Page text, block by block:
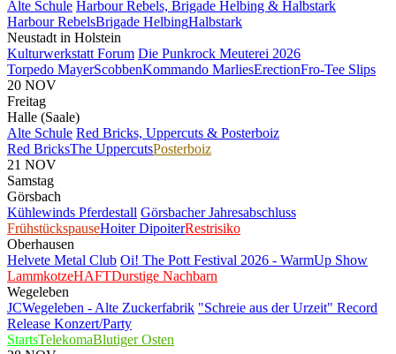
Alte Schule Harbour Rebels, Brigade Helbing & Halbstark
Harbour RebelsBrigade HelbingHalbstark
Neustadt in Holstein
Kulturwerkstatt Forum Die Punkrock Meuterei 2026
Torpedo MayerScobbenKommando MarliesErectionFro-Tee Slips
20 NOV
Freitag
Halle (Saale)
Alte Schule Red Bricks, Uppercuts & Posterboiz
Red BricksThe UppercutsPosterboiz
21 NOV
Samstag
Görsbach
Kühlewinds Pferdestall Görsbacher Jahresabschluss
FrühstückspauseHoiter DipoiterRestrisiko
Oberhausen
Helvete Metal Club Oi! The Pott Festival 2026 - WarmUp Show
LammkotzeHAFTDurstige Nachbarn
Wegeleben
JCWegeleben - Alte Zuckerfabrik "Schreie aus der Urzeit" Record
Release Konzert/Party
StartsTelekomaBlutiger Osten